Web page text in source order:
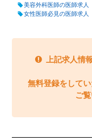
美容外科医師の医師求人
女性医師必見の医師求人
上記求人情
無料登録をして
ご